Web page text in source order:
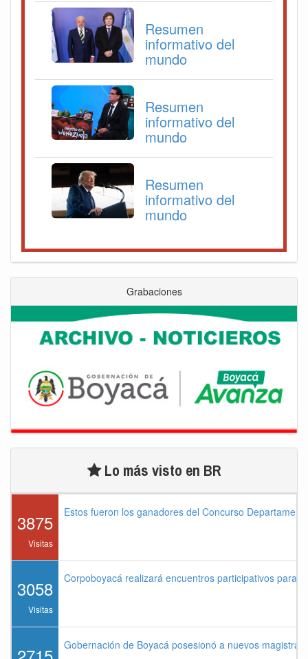
Resumen
informativo del
mundo
Resumen
informativo del
mundo
Resumen
informativo del
mundo
Grabaciones
Lo más visto en BR
3875
Visitas
Estos fueron los ganadores del Concurso
3058
Visitas
Corpoboyacá realizará encuentros participativos para
Gobernación de Boyacá posesionó a nuevos